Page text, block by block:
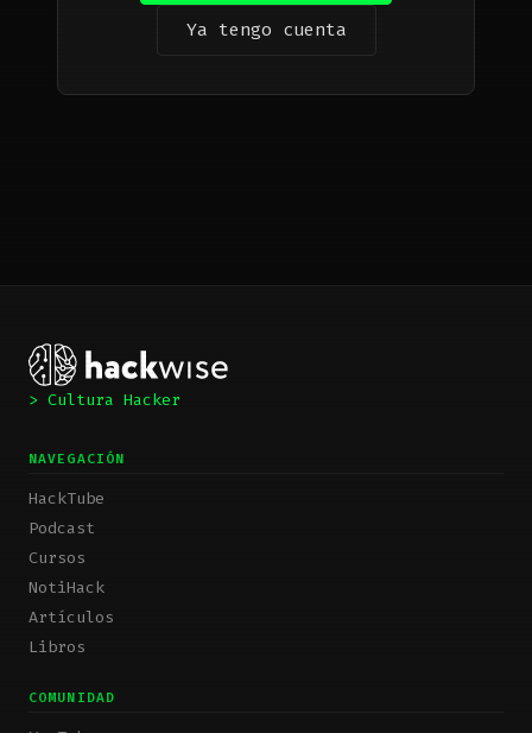
Ya tengo cuenta
> Cultura Hacker
NAVEGACIÓN
HackTube
Podcast
Cursos
NotiHack
Artículos
Libros
COMUNIDAD